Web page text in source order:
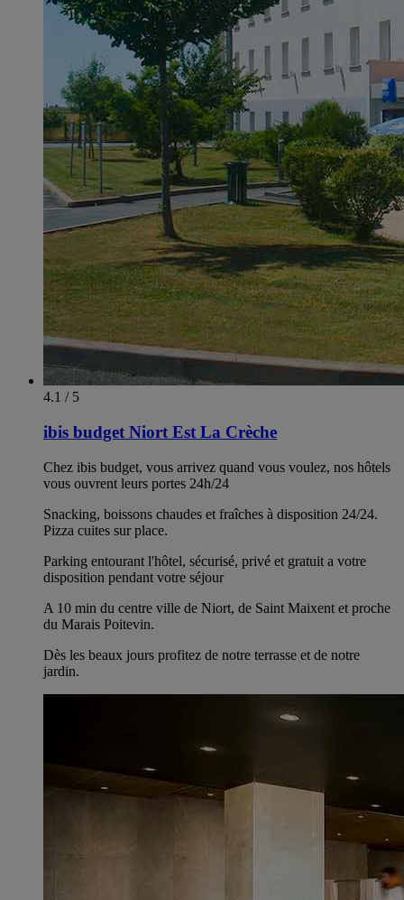
4.1 / 5
ibis budget Niort Est La Crèche
Chez ibis budget, vous arrivez quand vous voulez, nos hôtels
vous ouvrent leurs portes 24h/24
Snacking, boissons chaudes et fraîches à disposition 24/24.
Pizza cuites sur place.
Parking entourant l'hôtel, sécurisé, privé et gratuit a votre
disposition pendant votre séjour
A 10 min du centre ville de Niort, de Saint Maixent et proche
du Marais Poitevin.
Dès les beaux jours profitez de notre terrasse et de notre
jardin.